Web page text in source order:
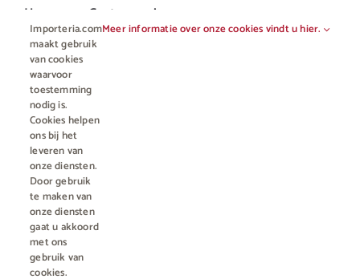
Horeca en Gastronomie
Vakhandel
© Copyright 2012 - 2023 • All rights reserved |
Kamer van Koophandel nummer 76959066
BTW en excl. €4,95 verzendkosten voor orders minder dan €50
Importeria.com
maakt gebruik
van cookies
waarvoor
toestemming
nodig is.
Cookies helpen
ons bij het
leveren van
onze diensten.
Door gebruik
te maken van
onze diensten
gaat u akkoord
met ons
gebruik van
cookies.
Meer informatie over onze cookies vindt u hier.